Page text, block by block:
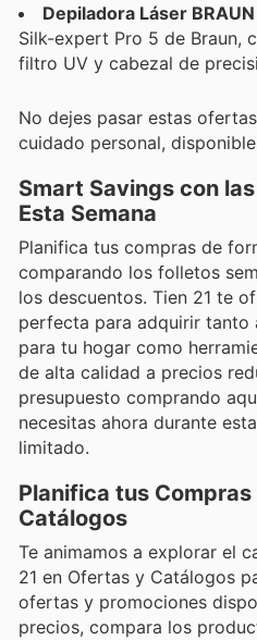
Depiladora Láser BRAUN
Silk-expert Pro 5 de Braun,
filtro UV y cabezal de
No dejes pasar estas
cuidado personal,
Smart Savings con
Esta Semana
Planifica tus compras de
comparando los folletos
los descuentos. Tien 21 te
perfecta para adquirir tanto
para tu hogar como
de alta calidad a precios
presupuesto comprando
necesitas ahora durante
limitado.
Planifica tus
Catálogos
Te animamos a explorar el
21 en Ofertas y Catálogos
ofertas y promociones
precios, compara los